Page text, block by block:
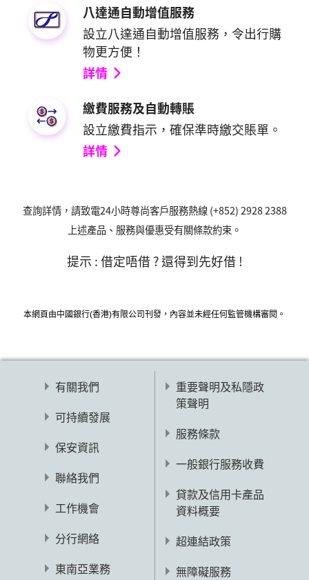
八達通自動增值服務
設立八達通自動增值服務，令出行購
物更方便！
詳情
繳費服務及自動轉賬
設立繳費指示，確保準時繳交賬單。
詳情
查詢詳情，請致電24小時尊尚客戶服務熱線 (+852) 2928 2388
上述產品、服務與優惠受有關條款約束。
提示 : 借定唔借 ? 還得到先好借 !
本網頁由中國銀行(香港)有限公司刊發，內容並未經任何監管機構審閱。
有關我們
可持續發展
保安資訊
聯絡我們
工作機會
分行網絡
東南亞業務
重要聲明及私隱政
策聲明
服務條款
一般銀行服務收費
貸款及信用卡產品
資料概要
超連結政策
無障礙服務